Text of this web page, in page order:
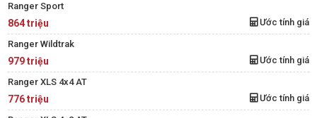
Ranger Sport
864 triệu Ước tính giá
Ranger Wildtrak
979 triệu Ước tính giá
Ranger XLS 4x4 AT
776 triệu Ước tính giá